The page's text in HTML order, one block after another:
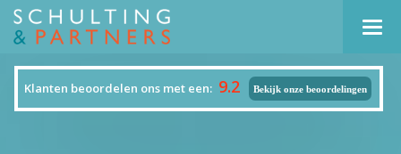
Klanten beoordelen ons met een: 9.2 Bekijk onze beoordelingen